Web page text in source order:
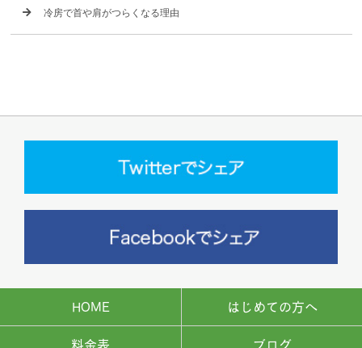
冷房で首や肩がつらくなる理由
HOME はじめての方へ
料金表 ブログ